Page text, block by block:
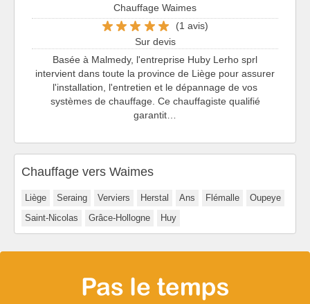
Chauffage Waimes
(1 avis)
Sur devis
Basée à Malmedy, l'entreprise Huby Lerho sprl
intervient dans toute la province de Liège pour assurer
l'installation, l'entretien et le dépannage de vos
systèmes de chauffage. Ce chauffagiste qualifié
garantit…
Chauffage vers Waimes
Liège Seraing Verviers Herstal Ans Flémalle
Oupeye
Saint-Nicolas
Grâce-Hollogne Huy